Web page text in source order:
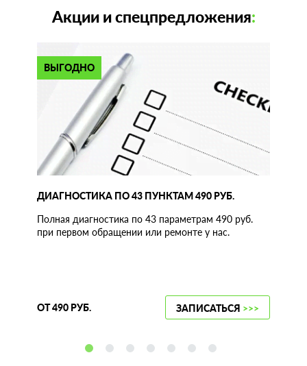
Акции и спецпредложения:
ВЫГОДНО
ДИАГНОСТИКА ПО 43 ПУНКТАМ 490 РУБ.
Полная диагностика по 43 параметрам 490 руб.
при первом обращении или ремонте у нас.
ОТ 490 РУБ. ЗАПИСАТЬСЯ >>>